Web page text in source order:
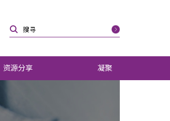
资源分享 凝聚